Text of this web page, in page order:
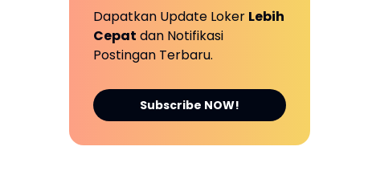
Dapatkan Update Loker Lebih
Cepat dan Notifikasi
Postingan Terbaru.
Subscribe NOW!